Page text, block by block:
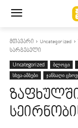
მთავარი Uncategorized
სარგებელი
Uncategorized ბლოგი
სხვა-ამბები
ჯანსაღი